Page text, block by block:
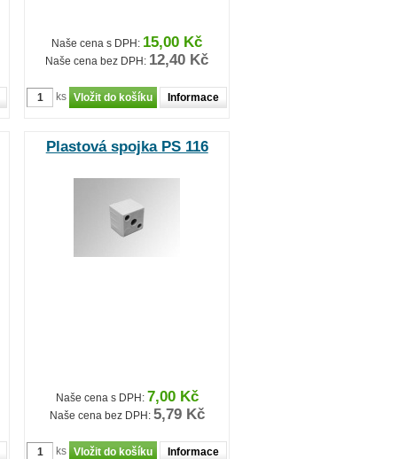
Naše cena s DPH: 15,00 Kč
Naše cena bez DPH: 12,40 Kč
ks Informace
Plastová spojka PS 116
Naše cena s DPH: 7,00 Kč
Naše cena bez DPH: 5,79 Kč
ks Informace